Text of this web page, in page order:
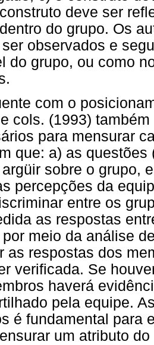
deve ser
do grupo. Os
observados e
do grupo, ou como
com o
cols. (1993)
para mensurar
que: a) as
sobre o grupo,
percepções da
entre os
as respostas
meio da análise
as respostas dos
verificada. Se
haverá
pela equipe.
é fundamental para
um atributo do